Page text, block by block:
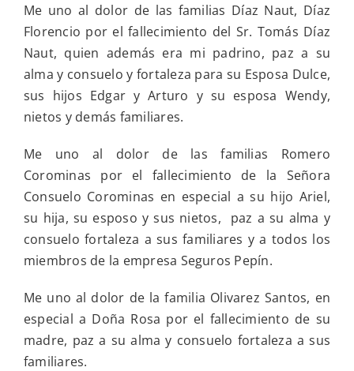
Me uno al dolor de las familias Díaz Naut, Díaz
Florencio por el fallecimiento del Sr. Tomás Díaz
Naut, quien además era mi padrino, paz a su
alma y consuelo y fortaleza para su Esposa Dulce,
sus hijos Edgar y Arturo y su esposa Wendy,
nietos y demás familiares.
Me uno al dolor de las familias Romero
Corominas por el fallecimiento de la Señora
Consuelo Corominas en especial a su hijo Ariel,
su hija, su esposo y sus nietos, paz a su alma y
consuelo fortaleza a sus familiares y a todos los
miembros de la empresa Seguros Pepín.
Me uno al dolor de la familia Olivarez Santos, en
especial a Doña Rosa por el fallecimiento de su
madre, paz a su alma y consuelo fortaleza a sus
familiares.